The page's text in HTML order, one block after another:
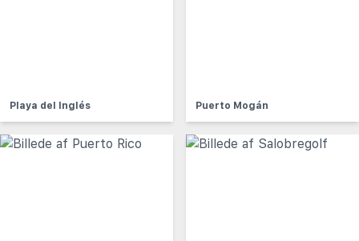
Playa del Inglés Puerto Mogán